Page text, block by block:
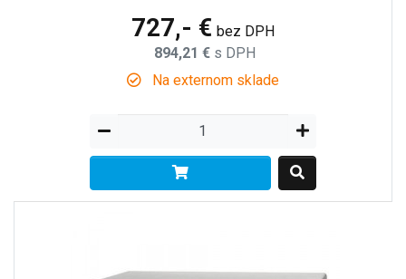
727,- € bez DPH
894,21 € s DPH
Na externom sklade